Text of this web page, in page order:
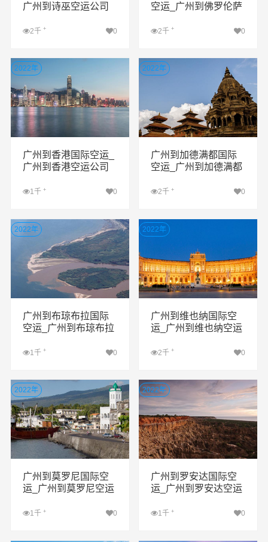
广州到诗巫空运公司
2千 + 0
查看详细
空运_广州到佛罗伦萨
2千+ 0
查看详细
广州到香港国际空运_
广州到香港空运公司
1千 + 0
查看详细
2022年
广州到加德满都国际
空运_广州到加德满都
2千+ 0
查看详细
2022年
广州到布琼布拉国际
空运_广州到布琼布拉
1千 + 0
查看详细
2022年
广州到维也纳国际空
运_广州到维也纳空运
2千+ 0
查看详细
2022年
广州到莫罗尼国际空
运_广州到莫罗尼空运
1千 + 0
2022年
广州到罗安达国际空
运_广州到罗安达空运
1千+ 0
2022年